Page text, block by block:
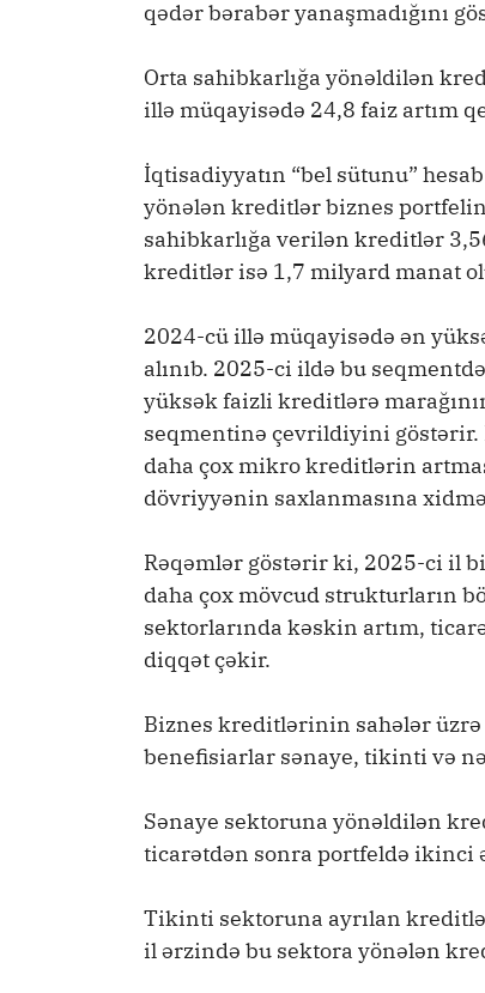
qədər bərabər yanaşmadığını
Orta sahibkarlığa yönəldilən
illə müqayisədə 24,8 faiz artım
İqtisadiyyatın “bel sütunu”
yönələn kreditlər biznes
sahibkarlığa verilən kreditlər
kreditlər isə 1,7 milyard manat
2024-cü illə müqayisədə ən
alınıb. 2025-ci ildə bu
yüksək faizli kreditlərə
seqmentinə çevrildiyini göstərir.
daha çox mikro kreditlərin
dövriyyənin saxlanmasına
Rəqəmlər göstərir ki, 2025-ci il
daha çox mövcud strukturların
sektorlarında kəskin artım,
diqqət çəkir.
Biznes kreditlərinin sahələr
benefisiarlar sənaye, tikinti və
Sənaye sektoruna yönəldilən
ticarətdən sonra portfeldə ikinci
Tikinti sektoruna ayrılan
il ərzində bu sektora yönələn